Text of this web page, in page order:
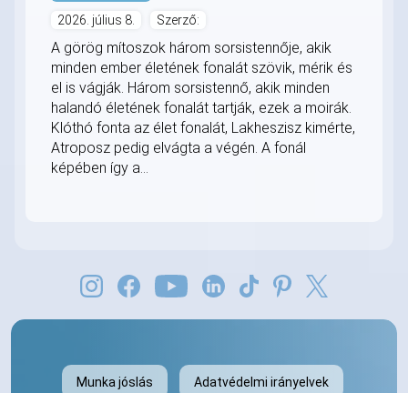
2026. július 8. Szerző:
A görög mítoszok három sorsistennője, akik
minden ember életének fonalát szövik, mérik és
el is vágják. Három sorsistennő, akik minden
halandó életének fonalát tartják, ezek a moirák.
Klóthó fonta az élet fonalát, Lakheszisz kimérte,
Atroposz pedig elvágta a végén. A fonál
képében így a...
Munka jóslás Adatvédelmi irányelvek